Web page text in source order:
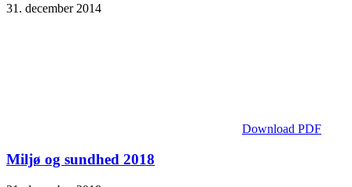
31. december 2014
Download PDF
Miljø og sundhed 2018